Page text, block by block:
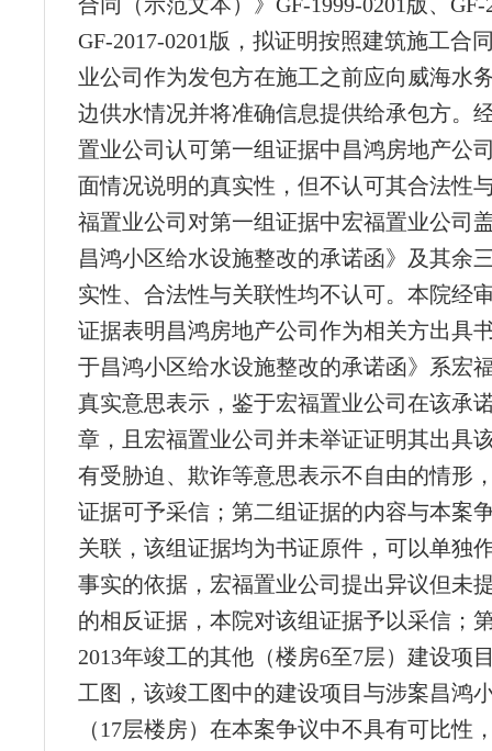
GF-2017-0201版，拟证明按照建筑施工合
业公司作为发包方在施工之前应向威海水
边供水情况并将准确信息提供给承包方。
置业公司认可第一组证据中昌鸿房地产公
面情况说明的真实性，但不认可其合法性
福置业公司对第一组证据中宏福置业公司
昌鸿小区给水设施整改的承诺函》及其余
实性、合法性与关联性均不认可。本院经
证据表明昌鸿房地产公司作为相关方出具
于昌鸿小区给水设施整改的承诺函》系宏
真实意思表示，鉴于宏福置业公司在该承
章，且宏福置业公司并未举证证明其出具
有受胁迫、欺诈等意思表示不自由的情形
证据可予采信；第二组证据的内容与本案
关联，该组证据均为书证原件，可以单独
事实的依据，宏福置业公司提出异议但未
的相反证据，本院对该组证据予以采信；
2013年竣工的其他（楼房6至7层）建设项
工图，该竣工图中的建设项目与涉案昌鸿
（17层楼房）在本案争议中不具有可比性